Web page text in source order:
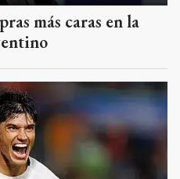
más caras en la